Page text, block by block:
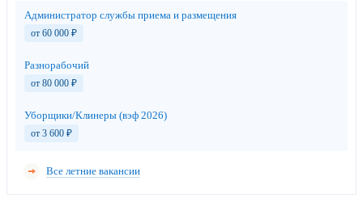
Администратор службы приема и размещения
от 60 000 ₽
Разнорабочий
от 80 000 ₽
Уборщики/Клинеры (вэф 2026)
от 3 600 ₽
Все летние вакансии